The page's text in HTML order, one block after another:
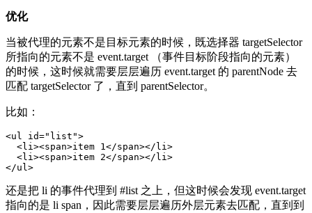
优化
当被代理的元素不是目标元素的时候，既选择器 targetSelector
所指向的元素不是 event.target （事件目标阶段指向的元素）
的时候，这时候就需要层层遍历 event.target 的 parentNode 去
匹配 targetSelector 了，直到 parentSelector。
比如：
<ul id="list">
<li><span>item 1</span></ li>
<li><span>item 2</span></ li>
</ul>
还是把 li 的事件代理到 #list 之上，但这时候会发现 event.target
指向的是 li span，因此需要层层遍历外层元素去匹配，直到到